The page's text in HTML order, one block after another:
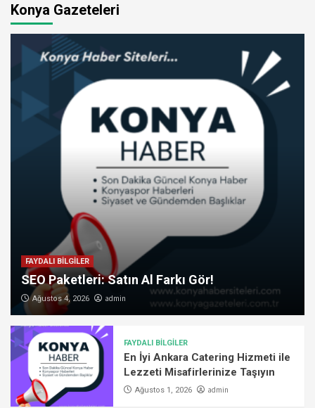
Konya Gazeteleri
FAYDALI BİLGİLER
SEO Paketleri: Satın Al Farkı Gör!
Ağustos 4, 2026 admin
FAYDALI BİLGİLER
En İyi Ankara Catering Hizmeti ile
Lezzeti Misafirlerinize Taşıyın
Ağustos 1, 2026 admin